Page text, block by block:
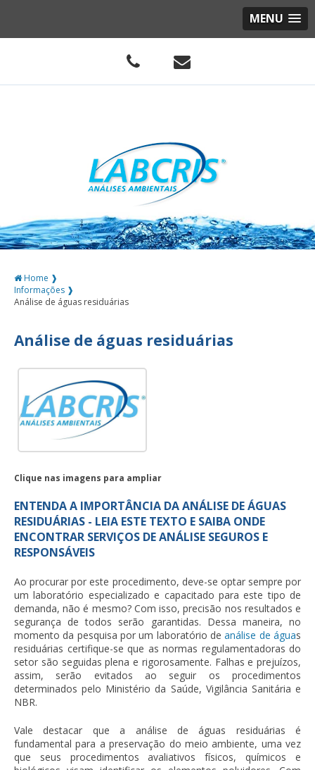
MENU
Home ❱
Informações ❱
Análise de águas residuárias
Análise de águas residuárias
Clique nas imagens para ampliar
ENTENDA A IMPORTÂNCIA DA ANÁLISE DE ÁGUAS
RESIDUÁRIAS - LEIA ESTE TEXTO E SAIBA ONDE
ENCONTRAR SERVIÇOS DE ANÁLISE SEGUROS E
RESPONSÁVEIS
Ao procurar por este procedimento, deve-se optar sempre por
um laboratório especializado e capacitado para este tipo de
demanda, não é mesmo? Com isso, precisão nos resultados e
segurança de todos serão garantidas. Dessa maneira, no
momento da pesquisa por um laboratório deanálise de águas
residuárias certifique-se que as normas regulamentadoras do
setor são seguidas plena e rigorosamente. Falhas e prejuízos,
assim, serão evitados ao seguir os procedimentos
determinados pelo Ministério da Saúde, Vigilância Sanitária e
NBR.
Vale destacar que a análise de águas residuárias é
fundamental para a preservação do meio ambiente, uma vez
que seus procedimentos avaliativos físicos, químicos e